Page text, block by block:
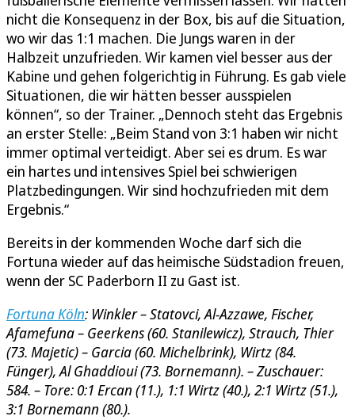
nicht die Konsequenz in der Box, bis auf die Situation,
wo wir das 1:1 machen. Die Jungs waren in der
Halbzeit unzufrieden. Wir kamen viel besser aus der
Kabine und gehen folgerichtig in Führung. Es gab viele
Situationen, die wir hätten besser ausspielen
können“, so der Trainer. „Dennoch steht das Ergebnis
an erster Stelle: „Beim Stand von 3:1 haben wir nicht
immer optimal verteidigt. Aber sei es drum. Es war
ein hartes und intensives Spiel bei schwierigen
Platzbedingungen. Wir sind hochzufrieden mit dem
Ergebnis.“
Bereits in der kommenden Woche darf sich die
Fortuna wieder auf das heimische Südstadion freuen,
wenn der SC Paderborn II zu Gast ist.
Fortuna Köln: Winkler – Statovci, Al-Azzawe, Fischer,
Afamefuna – Geerkens (60. Stanilewicz), Strauch, Thier
(73. Majetic) – Garcia (60. Michelbrink), Wirtz (84.
Fünger), Al Ghaddioui (73. Bornemann). – Zuschauer:
584. – Tore: 0:1 Ercan (11.), 1:1 Wirtz (40.), 2:1 Wirtz (51.),
3:1 Bornemann (80.).